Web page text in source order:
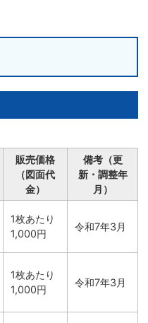
販売価格
（図面代
金）
備考（更
新・調整年
月）
1枚あたり
1,000円
令和7年3月
1枚あたり
1,000円
令和7年3月